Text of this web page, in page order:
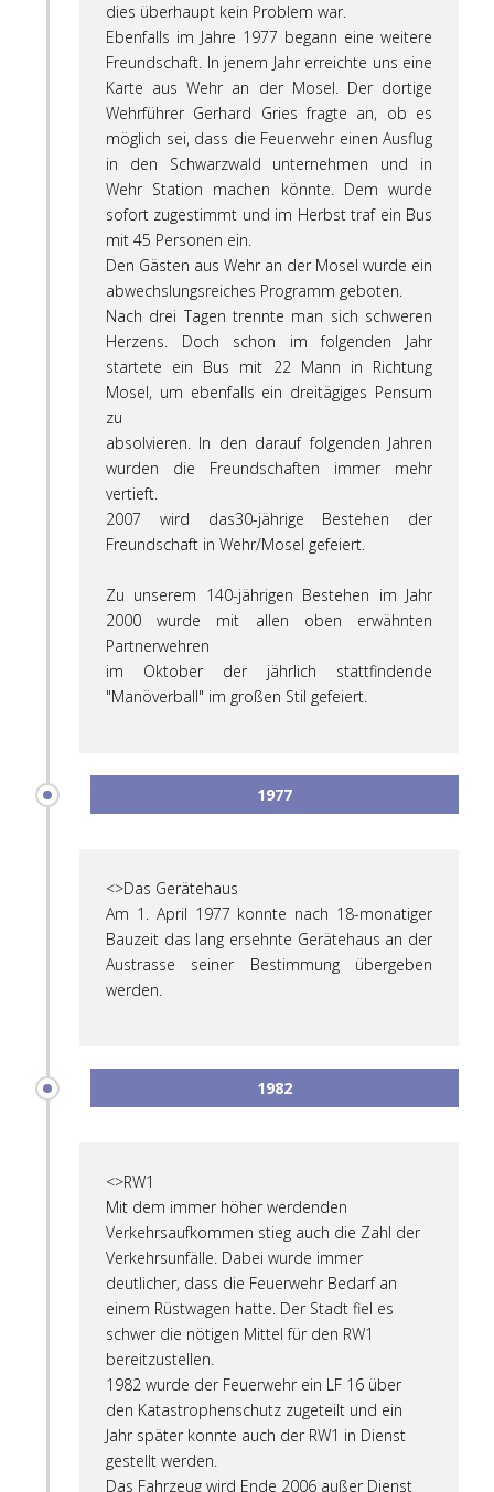
dies überhaupt kein Problem war.
Ebenfalls im Jahre 1977 begann eine weitere
Freundschaft. In jenem Jahr erreichte uns eine
Karte aus Wehr an der Mosel. Der dortige
Wehrführer Gerhard Gries fragte an, ob es
möglich sei, dass die Feuerwehr einen Ausflug
in den Schwarzwald unternehmen und in
Wehr Station machen könnte. Dem wurde
sofort zugestimmt und im Herbst traf ein Bus
mit 45 Personen ein.
Den Gästen aus Wehr an der Mosel wurde ein
abwechslungsreiches Programm geboten.
Nach drei Tagen trennte man sich schweren
Herzens. Doch schon im folgenden Jahr
startete ein Bus mit 22 Mann in Richtung
Mosel, um ebenfalls ein dreitägiges Pensum
zu
absolvieren. In den darauf folgenden Jahren
wurden die Freundschaften immer mehr
vertieft.
2007 wird das30-jährige Bestehen der
Freundschaft in Wehr/Mosel gefeiert.
Zu unserem 140-jährigen Bestehen im Jahr
2000 wurde mit allen oben erwähnten
Partnerwehren
im Oktober der jährlich stattfindende
"Manöverball" im großen Stil gefeiert.
1977
<>Das Gerätehaus
Am 1. April 1977 konnte nach 18-monatiger
Bauzeit das lang ersehnte Gerätehaus an der
Austrasse seiner Bestimmung übergeben
werden.
1982
<>RW1
Mit dem immer höher werdenden
Verkehrsaufkommen stieg auch die Zahl der
Verkehrsunfälle. Dabei wurde immer
deutlicher, dass die Feuerwehr Bedarf an
einem Rüstwagen hatte. Der Stadt fiel es
schwer die nötigen Mittel für den RW1
bereitzustellen.
1982 wurde der Feuerwehr ein LF 16 über
den Katastrophenschutz zugeteilt und ein
Jahr später konnte auch der RW1 in Dienst
gestellt werden.
Das Fahrzeug wird Ende 2006 außer Dienst